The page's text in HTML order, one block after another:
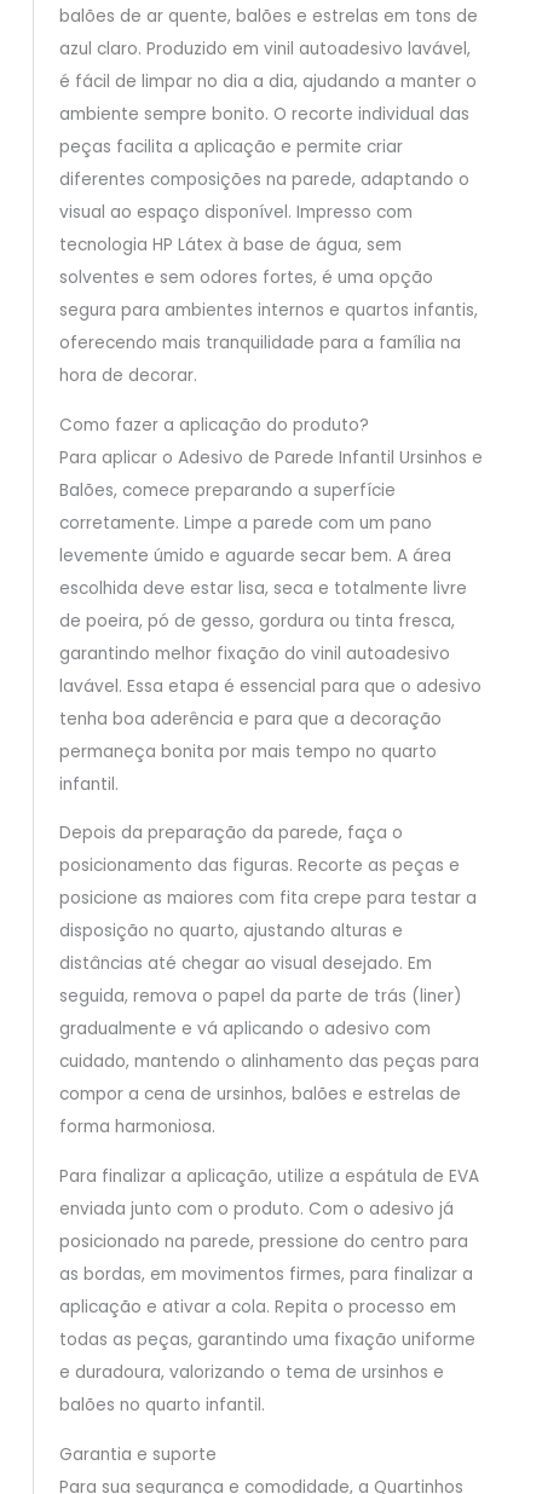
balões de ar quente, balões e estrelas em tons de
azul claro. Produzido em vinil autoadesivo lavável,
é fácil de limpar no dia a dia, ajudando a manter o
ambiente sempre bonito. O recorte individual das
peças facilita a aplicação e permite criar
diferentes composições na parede, adaptando o
visual ao espaço disponível. Impresso com
tecnologia HP Látex à base de água, sem
solventes e sem odores fortes, é uma opção
segura para ambientes internos e quartos infantis,
oferecendo mais tranquilidade para a família na
hora de decorar.
Como fazer a aplicação do produto?
Para aplicar o Adesivo de Parede Infantil Ursinhos e
Balões, comece preparando a superfície
corretamente. Limpe a parede com um pano
levemente úmido e aguarde secar bem. A área
escolhida deve estar lisa, seca e totalmente livre
de poeira, pó de gesso, gordura ou tinta fresca,
garantindo melhor fixação do vinil autoadesivo
lavável. Essa etapa é essencial para que o adesivo
tenha boa aderência e para que a decoração
permaneça bonita por mais tempo no quarto
infantil.
Depois da preparação da parede, faça o
posicionamento das figuras. Recorte as peças e
posicione as maiores com fita crepe para testar a
disposição no quarto, ajustando alturas e
distâncias até chegar ao visual desejado. Em
seguida, remova o papel da parte de trás (liner)
gradualmente e vá aplicando o adesivo com
cuidado, mantendo o alinhamento das peças para
compor a cena de ursinhos, balões e estrelas de
forma harmoniosa.
Para finalizar a aplicação, utilize a espátula de EVA
enviada junto com o produto. Com o adesivo já
posicionado na parede, pressione do centro para
as bordas, em movimentos firmes, para finalizar a
aplicação e ativar a cola. Repita o processo em
todas as peças, garantindo uma fixação uniforme
e duradoura, valorizando o tema de ursinhos e
balões no quarto infantil.
Garantia e suporte
Para sua segurança e comodidade, a Quartinhos